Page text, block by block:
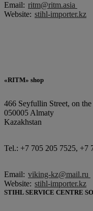
Email: ritm@ritm.asia
Website: stihl-importer.kz
«RITM» shop
466 Seyfullin Street, on
050005 Almaty
Kazakhstan
Tel.: +7 705 205 7525, +7
Email: viking-kz@mail.ru
Website: stihl-importer.kz
STIHL SERVICE CENTRE